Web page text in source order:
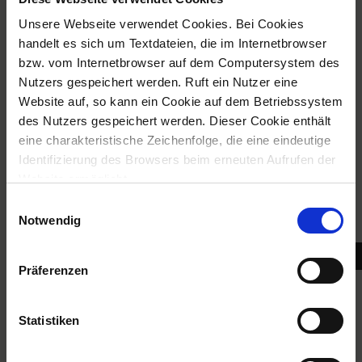
Unsere Webseite verwendet Cookies. Bei Cookies
handelt es sich um Textdateien, die im Internetbrowser
bzw. vom Internetbrowser auf dem Computersystem des
Nutzers gespeichert werden. Ruft ein Nutzer eine
Website auf, so kann ein Cookie auf dem Betriebssystem
des Nutzers gespeichert werden. Dieser Cookie enthält
eine charakteristische Zeichenfolge, die eine eindeutige
Identifizierung des Browsers beim erneuten Aufrufen der
Wir verwenden auf unserer Website darüber hinaus
Cookies, die eine Analyse des Surfverhaltens der Nutzer
ermöglichen. Weiter Informationen können Sie unserer
Datenschutzerklärung
Notwendig
Präferenzen
Statistiken
Dispositif enfichable
Version des lampes